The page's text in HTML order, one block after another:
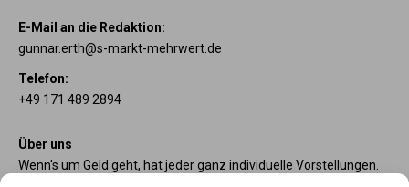
E-Mail an die Redaktion:
gunnar.erth@s-markt-mehrwert.de
Telefon:
+49 171 489 2894
Über uns
Wenn's um Geld geht, hat jeder ganz individuelle Vorstellungen.